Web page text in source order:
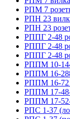
РПМ 7
РПН 23
РПН 23
РППГ 2-48
РППГ 2-48
РППГ 2-48
РППМ 10-
РППМ 16-288
РППМ 16-72
РППМ 17-48-
РППМ 17-52-
РПС 1-37